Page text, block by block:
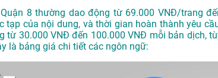
8 thường dao động từ 69.000 VNĐ/trang
của nội dung, và thời gian hoàn thành yêu
từ 30.000 VNĐ đến 100.000 VNĐ mỗi bản dịch,
là bảng giá chi tiết các ngôn ngữ: